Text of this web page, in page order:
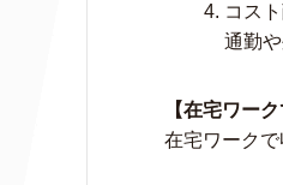
コス
通勤
【在宅ワー
在宅ワーク